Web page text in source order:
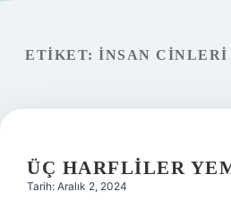
ETIKET: İNSAN
ÜÇ HARFLILER
Tarih: Aralık 2, 2024